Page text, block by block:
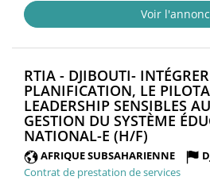
Voir
RTIA - DJIBOUTI-
PLANIFICATION, LE
LEADERSHIP SENSIBLES
GESTION DU SYSTÈME
NATIONAL-E (H/F)
AFRIQUE SUBSAHARIENNE
Contrat de prestation de services